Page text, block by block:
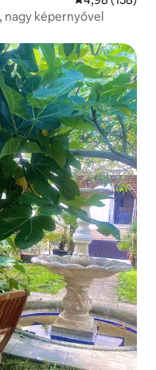
nagy képernyővel